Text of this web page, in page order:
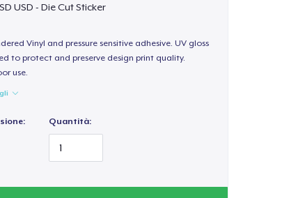
USD - Die Cut Sticker
Vinyl and pressure sensitive adhesive. UV gloss
to protect and preserve design print quality.
use.
Quantità: